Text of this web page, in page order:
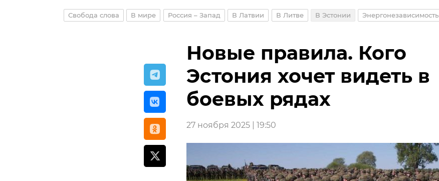
Свобода слова В мире Россия – Запад В Латвии В Литве В Эстонии Энергонезависимость
Новые правила. Кого
Эстония хочет видеть в
боевых рядах
27 ноября 2025 | 19:50